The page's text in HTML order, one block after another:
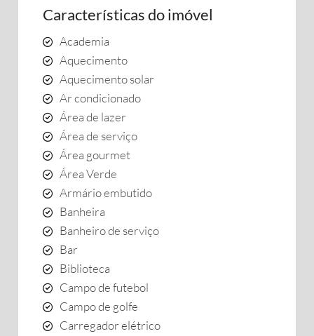
Características do imóvel
Academia
Aquecimento
Aquecimento solar
Ar condicionado
Área de lazer
Área de serviço
Área gourmet
Área Verde
Armário embutido
Banheira
Banheiro de serviço
Bar
Biblioteca
Campo de futebol
Campo de golfe
Carregador elétrico